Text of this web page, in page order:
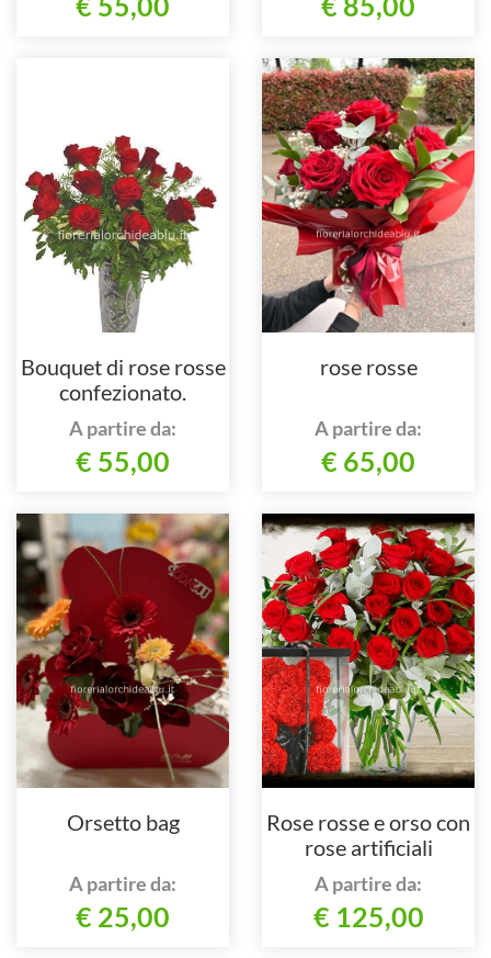
Bouquet di rose rosse
confezionato.
A partire da:
€ 55,00
rose rosse
A partire da:
€ 65,00
Orsetto bag
A partire da:
€ 25,00
Rose rosse e orso con
rose artificiali
A partire da:
€ 125,00